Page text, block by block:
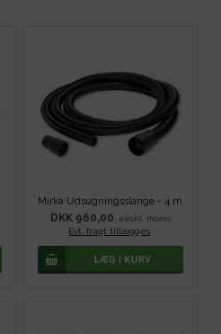
Mirka Udsugningsslange - 4 m
DKK 960,00
ekskl. moms
Evt. fragt tillægges